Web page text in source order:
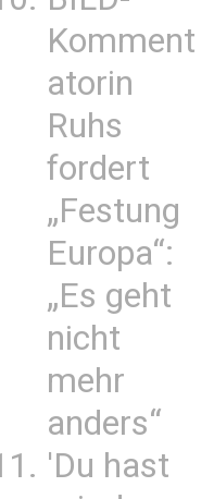
Komment
atorin
Ruhs
fordert
„Festung
Europa“:
„Es geht
nicht
mehr
anders“
'Du hast